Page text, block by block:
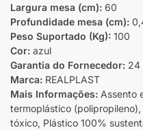
Largura mesa (cm): 60
Profundidade mesa (cm):
Peso Suportado (Kg): 100
Cor: azul
Garantia do Fornecedor: 24
Marca: REALPLAST
Mais Informações: Assento
termoplástico
tóxico, Plástico 100%